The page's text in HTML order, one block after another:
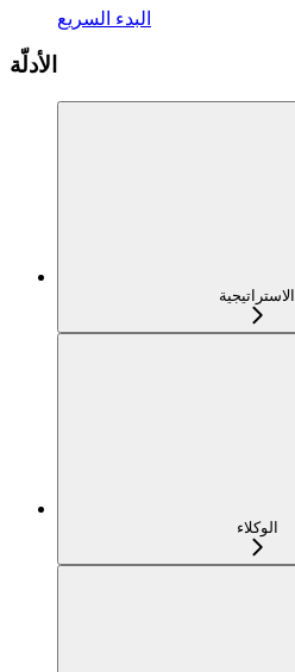
البدء السريع
الأدلّة
الاستراتيجية
الوكلاء